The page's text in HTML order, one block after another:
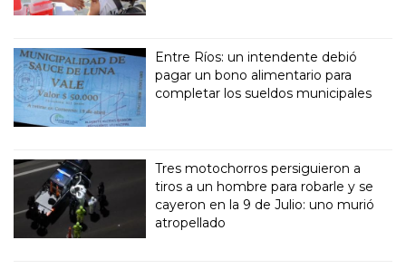
Entre Ríos: un intendente debió
pagar un bono alimentario para
completar los sueldos municipales
Tres motochorros persiguieron a
tiros a un hombre para robarle y se
cayeron en la 9 de Julio: uno murió
atropellado